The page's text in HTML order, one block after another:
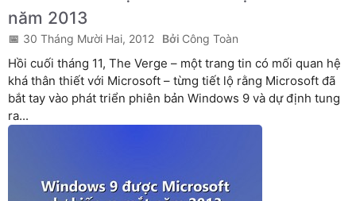
năm 2013
30 Tháng Mười Hai, 2012 Công Toàn
Hồi cuối tháng 11, The Verge – một trang tin có mối quan hệ
khá thân thiết với Microsoft – từng tiết lộ rằng Microsoft đã
bắt tay vào phát triển phiên bản Windows 9 và dự định tung
ra...